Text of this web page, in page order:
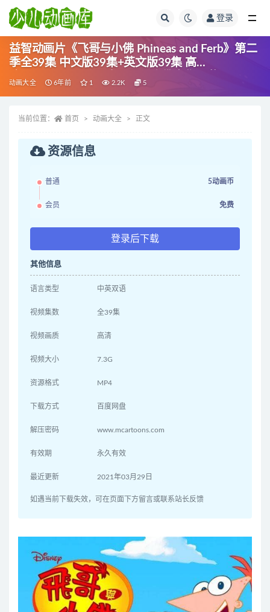
登录
益智动画片《飞哥与小佛 Phineas and Ferb》第二
季全39集 中文版39集+英文版39集 高
清/MP4/7.3G 动画片飞哥与小佛全集下载
动画大全 6年前 1 2.2K 5
当前位置： 首页 动画大全 正文
资源信息
普通 5动画币
会员 免费
登录后下载
其他信息
语言类型 中英双语
视频集数 全39集
视频画质 高清
视频大小 7.3G
资源格式 MP4
下载方式 百度网盘
解压密码 www.mcartoons.com
有效期 永久有效
最近更新 2021年03月29日
如遇当前下载失效，可在页面下方留言或联系站长反馈